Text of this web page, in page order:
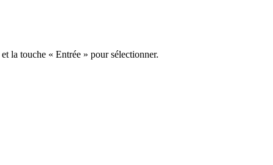
la touche « Entrée » pour sélectionner.